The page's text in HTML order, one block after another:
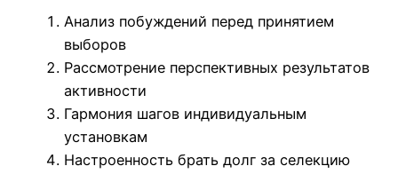
Анализ побуждений перед принятием
выборов
Рассмотрение перспективных результатов
активности
Гармония шагов индивидуальным
установкам
Настроенность брать долг за селекцию